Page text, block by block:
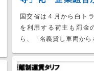
国交省は４月から白ト
を利用する荷主も罰金
ら、「名義貸し車両から